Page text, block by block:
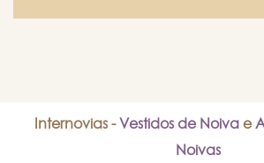
Internovias - Vestidos de Noiva e
Noivas